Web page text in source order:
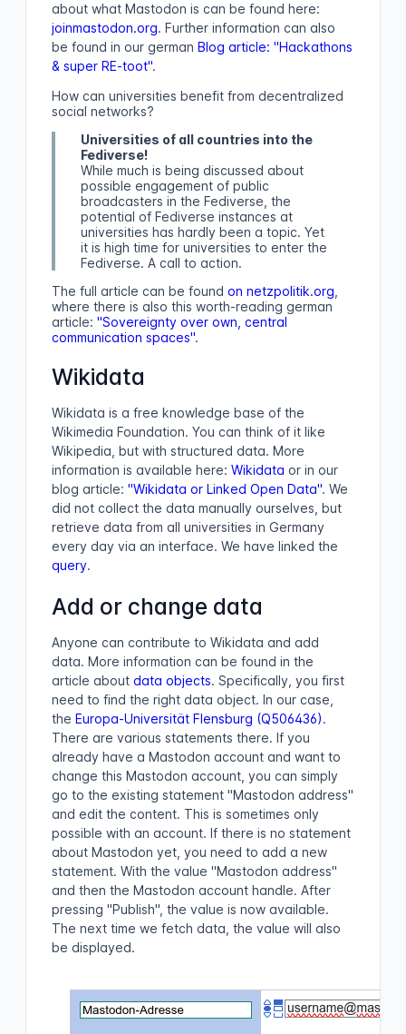
about what Mastodon is can be found here:
joinmastodon.org. Further information can also
be found in our german Blog article: "Hackathons
& super RE-toot".
How can universities benefit from decentralized
social networks?
Universities of all countries into the
Fediverse!
While much is being discussed about
possible engagement of public
broadcasters in the Fediverse, the
potential of Fediverse instances at
universities has hardly been a topic. Yet
it is high time for universities to enter the
Fediverse. A call to action.
The full article can be found on netzpolitik.org
where there is also this worth-reading german
article: "Sovereignty over own, central
communication spaces".
Wikidata
Wikidata is a free knowledge base of the
Wikimedia Foundation. You can think of it like
Wikipedia, but with structured data. More
information is available here: Wikidata or in our
blog article: "Wikidata or Linked Open Data". We
did not collect the data manually ourselves, but
retrieve data from all universities in Germany
every day via an interface. We have linked the
query.
Add or change data
Anyone can contribute to Wikidata and add
data. More information can be found in the
article about data objects. Specifically, you first
need to find the right data object. In our case,
the Europa-Universität Flensburg (Q506436).
There are various statements there. If you
already have a Mastodon account and want to
change this Mastodon account, you can simply
go to the existing statement "Mastodon address"
and edit the content. This is sometimes only
possible with an account. If there is no statement
about Mastodon yet, you need to add a new
statement. With the value "Mastodon address"
and then the Mastodon account handle. After
pressing "Publish", the value is now available.
The next time we fetch data, the value will also
be displayed.